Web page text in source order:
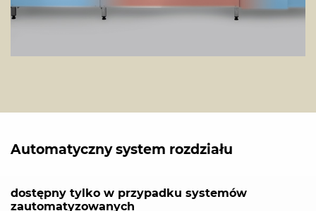
Automatyczny system rozdziału
dostępny tylko w przypadku systemów
zautomatyzowanych